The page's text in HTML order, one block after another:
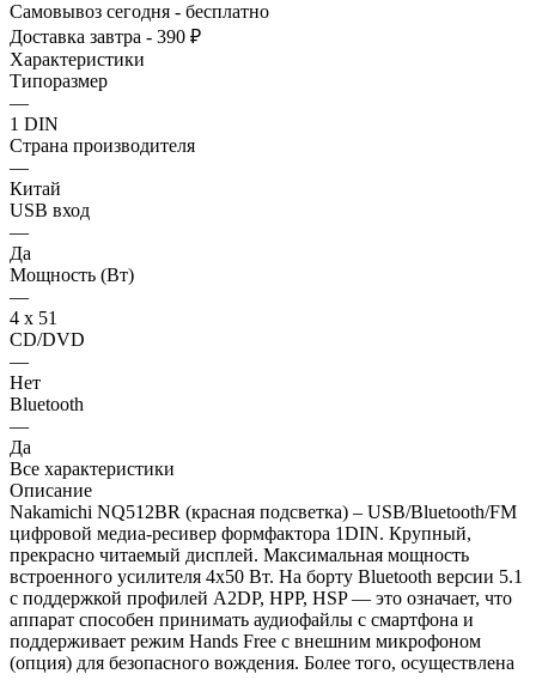
Самовывоз сегодня - бесплатно
Доставка завтра - 390 ₽
Характеристики
Типоразмер
—
1 DIN
Страна производителя
—
Китай
USB вход
—
Да
Мощность (Вт)
—
4 х 51
CD/DVD
—
Нет
Bluetooth
—
Да
Все характеристики
Описание
Nakamichi NQ512BR (красная подсветка) – USB/Bluetooth/FM
цифровой медиа-ресивер формфактора 1DIN. Крупный,
прекрасно читаемый дисплей. Максимальная мощность
встроенного усилителя 4х50 Вт. На борту Bluetooth версии 5.1
с поддержкой профилей A2DP, HPP, HSP — это означает, что
аппарат способен принимать аудиофайлы с смартфона и
поддерживает режим Hands Free с внешним микрофоном
(опция) для безопасного вождения. Более того, осуществлена